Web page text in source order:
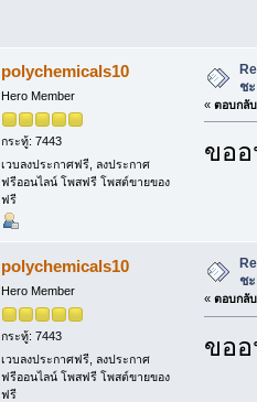
polychemicals10
Hero Member
กระทู้: 7443
เวบลงประกาศฟรี, ลงประกาศ
ฟรีออนไลน์ โพสฟรี โพสต์ขายของ
ฟรี
ช
« ตอบกลั
ขอ
polychemicals10
Hero Member
กระทู้: 7443
เวบลงประกาศฟรี, ลงประกาศ
ฟรีออนไลน์ โพสฟรี โพสต์ขายของ
ฟรี
ช
« ตอบกลั
ขอ